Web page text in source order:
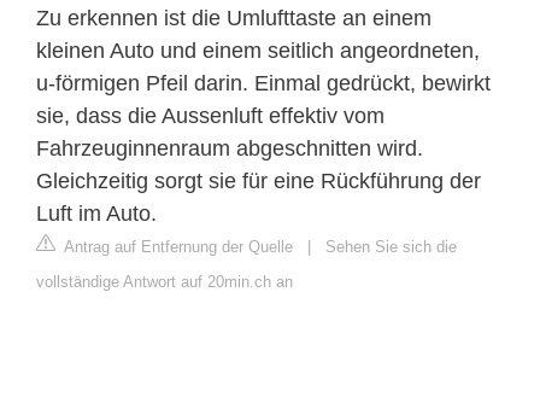
Zu erkennen ist die Umlufttaste an einem
kleinen Auto und einem seitlich angeordneten,
u-förmigen Pfeil darin. Einmal gedrückt, bewirkt
sie, dass die Aussenluft effektiv vom
Fahrzeuginnenraum abgeschnitten wird.
Gleichzeitig sorgt sie für eine Rückführung der
Luft im Auto.
Antrag auf Entfernung der Quelle | Sehen Sie sich die
vollständige Antwort auf 20min.ch an